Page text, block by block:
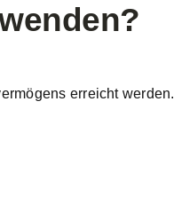
erreicht werden.